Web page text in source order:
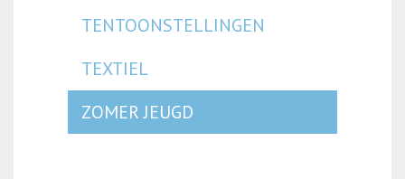
TENTOONSTELLINGEN
TEXTIEL
ZOMER JEUGD